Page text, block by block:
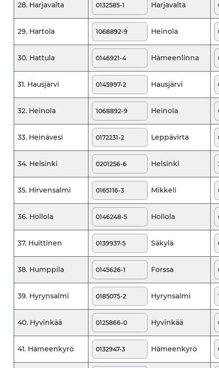
28. Harjavalta Harjavalta
29. Hartola Heinola
30. Hattula Hämeenlinna
31. Hausjärvi Hausjärvi
32. Heinola Heinola
33. Heinävesi Leppävirta
34. Helsinki Helsinki
35. Hirvensalmi Mikkeli
36. Hollola Hollola
37. Huittinen Säkylä
38. Humppila Forssa
39. Hyrynsalmi Hyrynsalmi
40. Hyvinkää Hyvinkää
41. Hämeenkyrö Hämeenkyrö